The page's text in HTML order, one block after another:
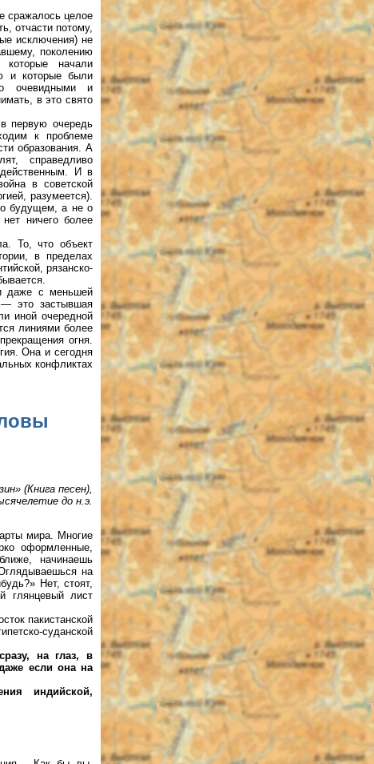
сражалось целое
отчасти потому,
исключения) не
поколению
начали
и которые были
очевидными и
в это свято
первую очередь
к проблеме
образования. А
справедливо
действенным. И в
в советской
разумеется).
о будущем, а не о
ничего более
То, что объект
в пределах
рязанско-
даже с меньшей
— это застывшая
иной очередной
линиями более
огня.
Она и сегодня
конфликтах
(Книга песен),
до н.э.
мира. Многие
оформленные,
начинаешь
на
Нет, стоят,
глянцевый лист
пакистанской
суданской
на глаз, в
если она на
индий­ской,